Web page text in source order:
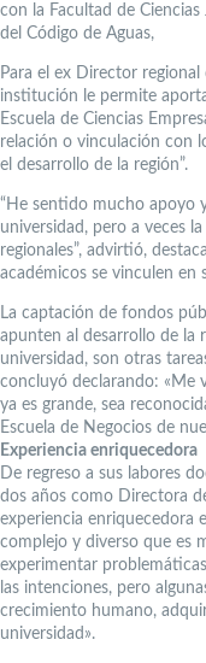
con la Facultad de
del Código de Aguas,
Para el ex Director
institución le permite
Escuela de Ciencias
relación o vinculación con
el desarrollo de la región”.
“He sentido mucho apoyo
universidad, pero a veces
regionales”, advirtió,
académicos se vinculen en
La captación de fondos
apunten al desarrollo de la
universidad, son otras
concluyó declarando: «Me
ya es grande, sea
Escuela de Negocios de
Experiencia enriquecedora
De regreso a sus labores
dos años como Directora
experiencia enriquecedora
complejo y diverso que es
experimentar
las intenciones, pero
crecimiento humano,
universidad».